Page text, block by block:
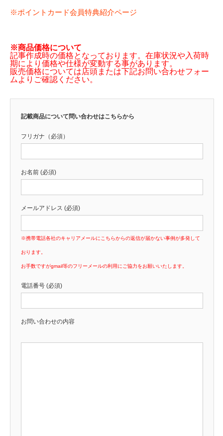
※ポイントカード会員特典紹介ページ
※商品価格について
記事作成時の価格となっております。在庫状況や入荷時
期により価格や仕様が変動する事があります。
販売価格については店頭または下記お問い合わせフォー
ムよりご確認ください。
記載商品について問い合わせはこちらから
フリガナ（必須）
お名前 (必須)
メールアドレス (必須)
※携帯電話各社のキャリアメールにこちらからの返信が届かない事例が多発して
おります。
お手数ですがgmail等のフリーメールの利用にご協力をお願いいたします。
電話番号 (必須)
お問い合わせの内容